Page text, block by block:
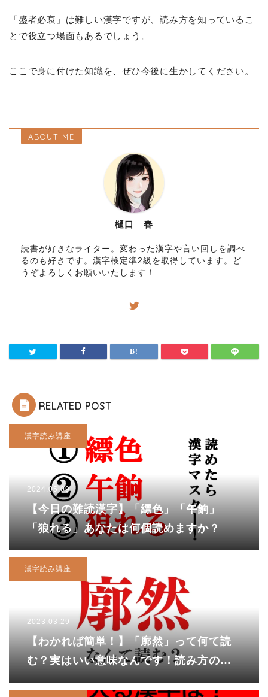
「盛者必衰」は難しい漢字ですが、読み方を知っているこ
とで役立つ場面もあるでしょう。
ここで身に付けた知識を、ぜひ今後に生かしてください。
ABOUT ME
樋口 春
読書が好きなライター。変わった漢字や言い回しを調べ
るのも好きです。漢字検定準2級を取得しています。ど
うぞよろしくお願いいたします！
RELATED POST
漢字読み講座
2024.05.09
【今日の難読漢字】「縹色」「午餉」
「狼れる」あなたは何個読めますか？
漢字読み講座
2023.03.29
【わかれば簡単！】「廓然」って何て読
む？実はいい意味なんです！読み方の正
解は……